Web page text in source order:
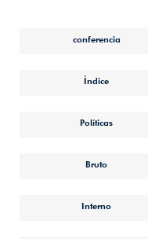
conferencia
Índice
Políticas
Bruto
Interno